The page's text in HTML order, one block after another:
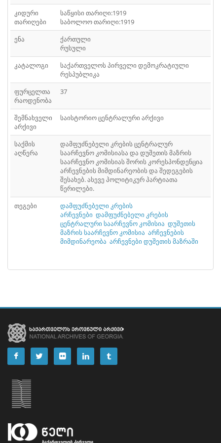
ᲤᲐᲘᲚᲘ 41
ᲤᲐᲘᲚᲘ 42
43
ᲤᲐᲘᲚᲘ 44
ᲤᲐᲘᲚᲘ 45
ᲤᲐᲘᲚᲘ
კიდური
თარიღები
საწყისი თარიღი:1919
საბოლოო თარიღი:1919
ენა
ქართული
რუსული
კატალოგი
საქართველოს პირველი დემოკრატიული
რესპუბლიკა
ფურცელთა
რაოდენობა
37
შემნახველი
არქივი
საისტორიო ცენტრალური არქივი
საქმის
აღწერა
დამფუძნებელი კრების ცენტრალურ
საარჩევნო კომისიასა და დუშეთის მაზრის
საარჩევნო კომისიას შორის კორესპონდენცია
არჩევნების მიმდინარეობის და შედეგების
შესახებ. ასევე პოლიტიკურ პარტიათა
წერილები.
თეგები
დამფუძნებელი კრების
არჩევნები დამფუძნებელი კრების
ცენტრალური საარჩევნო კომისია დუშეთის
მაზრის საარჩევნო კომისია არჩევნების
მიმდინარეობა არჩევნები დუშეთის მაზრაში